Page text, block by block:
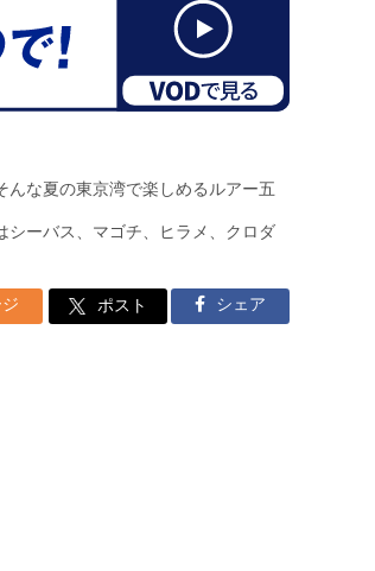
な夏の東京湾で楽しめるルアー五
シーバス、マゴチ、ヒラメ、クロダ
ポスト シェア